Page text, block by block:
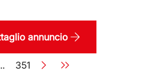
annuncio
Pagina
351